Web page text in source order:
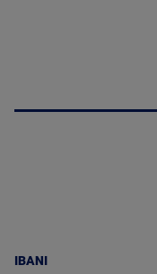
IBANI